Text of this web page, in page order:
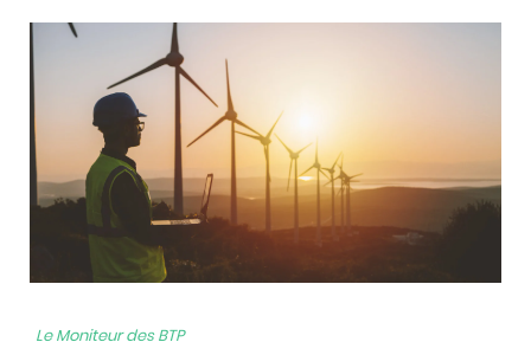
bg
Le Moniteur des BTP